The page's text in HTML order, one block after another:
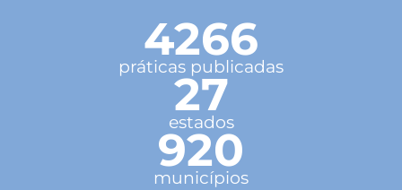
4266
práticas publicadas
27
estados
920
municípios